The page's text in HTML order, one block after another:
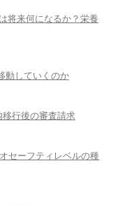
将来何になるか？栄養
動していくのか
移行後の審査請求
オセーフティレベルの種